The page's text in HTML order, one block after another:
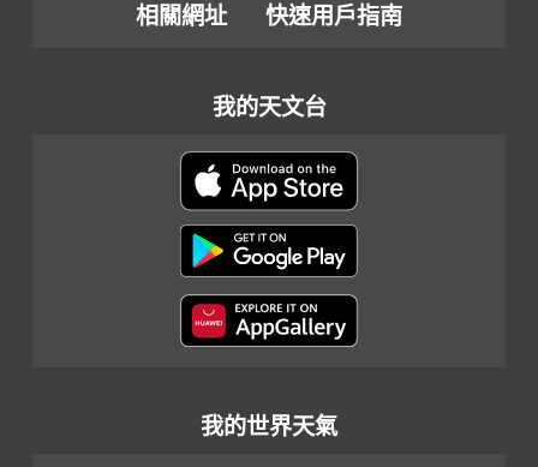
相關網址
快速用戶指南
我的天文台
我的世界天氣